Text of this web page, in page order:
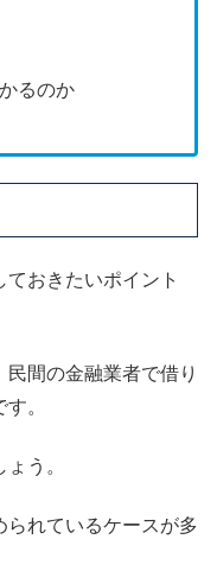
るのか
おきたいポイント
間の金融業者で借り
。
う。
れているケースが多